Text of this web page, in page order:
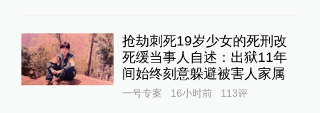
抢劫刺死19岁少女的死刑改
死缓当事人自述：出狱11年
间始终刻意躲避被害人家属
一号专案 16小时前 113评